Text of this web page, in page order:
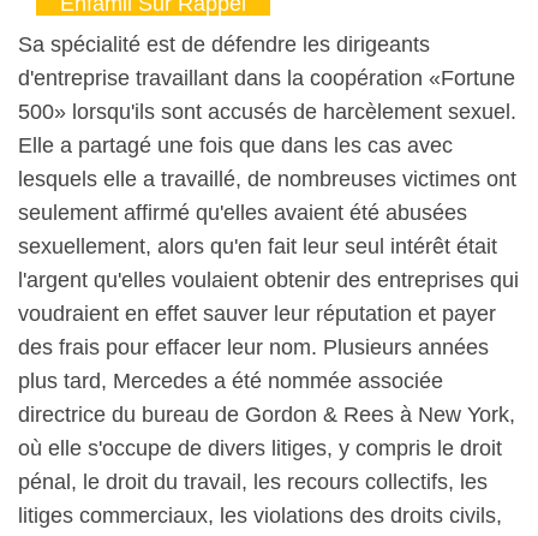
Sa spécialité est de défendre les dirigeants
d'entreprise travaillant dans la coopération «Fortune
500» lorsqu'ils sont accusés de harcèlement sexuel.
Elle a partagé une fois que dans les cas avec
lesquels elle a travaillé, de nombreuses victimes ont
seulement affirmé qu'elles avaient été abusées
sexuellement, alors qu'en fait leur seul intérêt était
l'argent qu'elles voulaient obtenir des entreprises qui
voudraient en effet sauver leur réputation et payer
des frais pour effacer leur nom. Plusieurs années
plus tard, Mercedes a été nommée associée
directrice du bureau de Gordon & Rees à New York,
où elle s'occupe de divers litiges, y compris le droit
pénal, le droit du travail, les recours collectifs, les
litiges commerciaux, les violations des droits civils,